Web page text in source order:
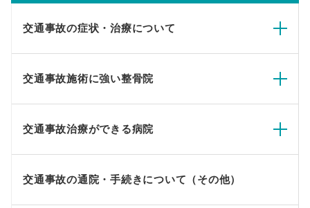
交通事故の症状・治療について
交通事故施術に強い整骨院
交通事故治療ができる病院
交通事故の通院・手続きについて（その他）